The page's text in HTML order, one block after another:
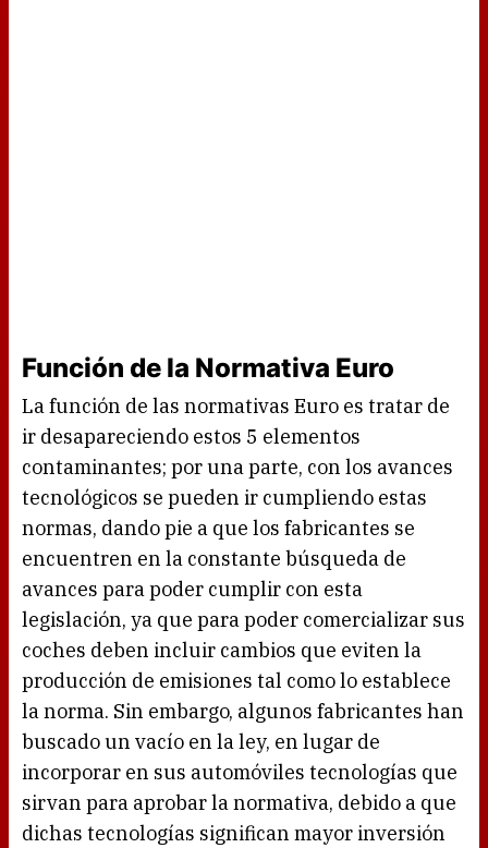
Función de la Normativa Euro
La función de las normativas Euro es tratar de
ir desapareciendo estos 5 elementos
contaminantes; por una parte, con los avances
tecnológicos se pueden ir cumpliendo estas
normas, dando pie a que los fabricantes se
encuentren en la constante búsqueda de
avances para poder cumplir con esta
legislación, ya que para poder comercializar sus
coches deben incluir cambios que eviten la
producción de emisiones tal como lo establece
la norma. Sin embargo, algunos fabricantes han
buscado un vacío en la ley, en lugar de
incorporar en sus automóviles tecnologías que
sirvan para aprobar la normativa, debido a que
dichas tecnologías significan mayor inversión